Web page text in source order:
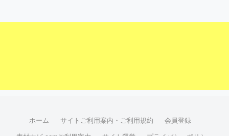
ホーム サイトご利用案内・ご利用規約 会員登録